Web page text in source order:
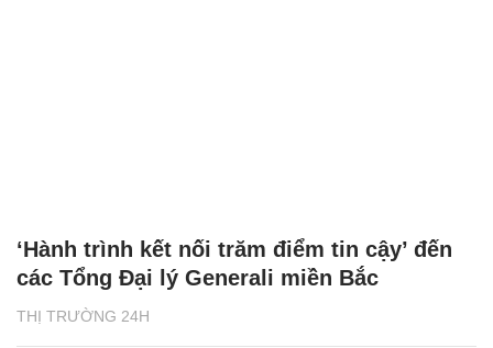
THỊ TRƯỜNG 24H
‘Hành trình kết nối trăm điểm tin cậy’ đến
các Tổng Đại lý Generali miền Bắc